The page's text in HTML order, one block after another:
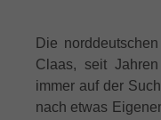
Die
Claas, seit
immer auf der
nach etwas